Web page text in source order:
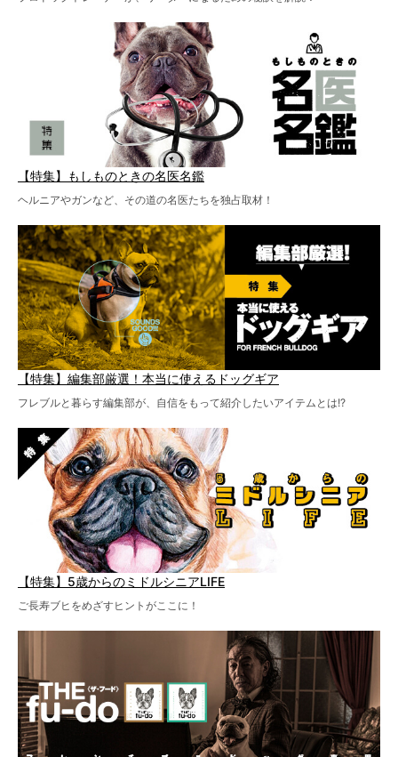
【特集】もしものときの名医名鑑
ヘルニアやガンなど、その道の名医たちを独占取材！
【特集】編集部厳選！本当に使えるドッグギア
フレブルと暮らす編集部が、自信をもって紹介したいアイテムとは!?
【特集】5歳からのミドルシニアLIFE
ご長寿ブヒをめざすヒントがここに！